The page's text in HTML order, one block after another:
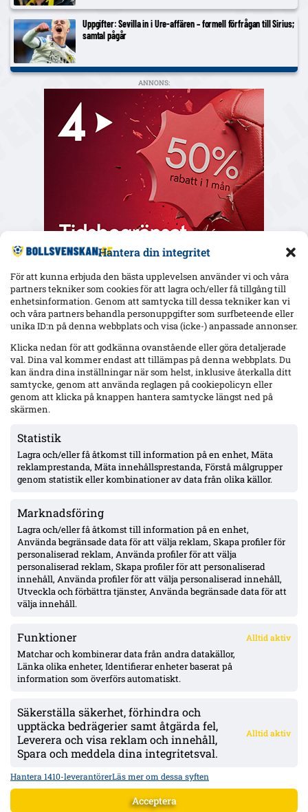
Hantera din integritet
För att kunna erbjuda den bästa upplevelsen använder vi och våra
partners tekniker som cookies för att lagra och/eller få tillgång till
enhetsinformation. Genom att samtycka till dessa tekniker kan vi
och våra partners behandla personuppgifter som surfbeteende eller
unika ID:n på denna webbplats och visa (icke-) anpassade annonser.
Klicka nedan för att godkänna ovanstående eller göra detaljerade
val. Dina val kommer endast att tillämpas på denna webbplats. Du
kan ändra dina inställningar när som helst, inklusive återkalla ditt
samtycke, genom att använda reglagen på cookiepolicyn eller
genom att klicka på knappen hantera samtycke längst ned på
skärmen.
Statistik
Lagra och/eller få åtkomst till information på en enhet, Mäta
reklamprestanda, Mäta innehållsprestanda, Förstå målgrupper
genom statistik eller kombinationer av data från olika källor.
Marknadsföring
Lagra och/eller få åtkomst till information på en enhet,
Använda begränsade data för att välja reklam, Skapa profiler för
personaliserad reklam, Använda profiler för att välja
personaliserad reklam, Skapa profiler för att personaliserad
innehåll, Använda profiler för att välja personaliserad innehåll,
Utveckla och förbättra tjänster, Använda begränsade data för att
välja innehåll.
Funktioner Alltid aktiv
Matchar och kombinerar data från andra datakällor,
Länka olika enheter, Identifierar enheter baserat på
information som överförs automatiskt.
Säkerställa säkerhet, förhindra och
upptäcka bedrägerier samt åtgärda fel,
Leverera och visa reklam och innehåll,
Spara och meddela dina integritetsval.
Alltid aktiv
Hantera 1410-leverantörerLäs mer om dessa syften
Acceptera
Uppgifter: Sevilla in i Ure-affären – formell förfrågan till Sirius;
samtal pågår
ANNONS:
Senaste
GAIS-anfallaren under kontrakt till 2028
Raków vill värva Djuric – MFF-mittbacken nobbar sommarflytt:
Uppgifter: Hull City har hört sig för om Nathaniel Adjei –
villkoren begärda, tidigt skede
Officiellt: Kalmar FF lånar ut Abdi Sabriye till FF Jaro –
säsongen ut
Officiellt: Degerfors värvar Karim Boutera – kontrakt till
sommaren 2030, spelklar mot Malmö
ÖVERSIKT
Nyheter & Reportage
Spelarbetyg
KONTAKT
kontakt@bollsvenskan.se
redaktionen@bollsvenskan.se
jobb@bollsvenskan.se
ÖVRIGT